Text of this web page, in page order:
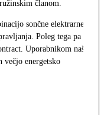
članom.
sončne elektrarne,
Poleg tega pa
Uporabnikom naša
večjo energetsko